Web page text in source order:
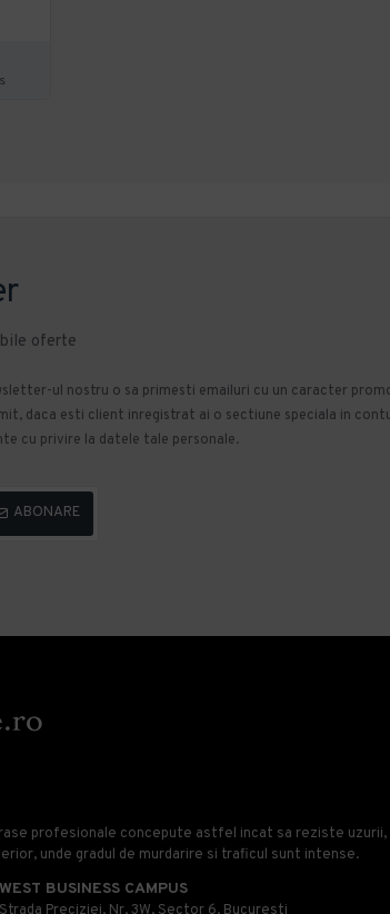
oferte
ul nostru o sa primesti emailuri cu un caracter
daca esti client inregistrat ai o sectiune speciala in
cu privire la datele tale personale.
ABONARE
profesionale concepute astfel incat sa reziste
unde gradul de murdarire si traficul sunt intense.
WEST BUSINESS CAMPUS
Strada Preciziei, Nr, 3W, Sector 6, Bucuresti